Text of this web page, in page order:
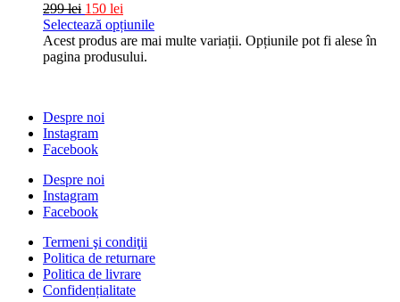
299lei 150 lei
Selectează opțiunile
Acest produs are mai multe variații. Opțiunile pot fi alese în
pagina produsului.
Despre noi
Instagram
Facebook
Despre noi
Instagram
Facebook
Termeni şi condiţii
Politica de returnare
Politica de livrare
Confidențialitate